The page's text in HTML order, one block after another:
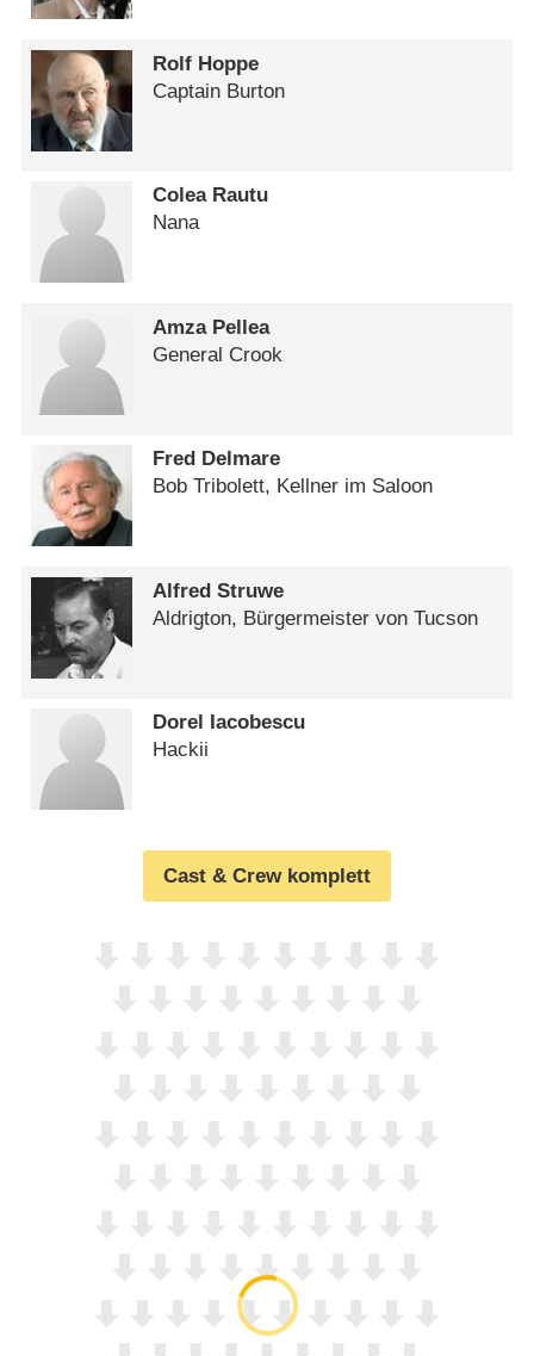
Rolf Hoppe
Captain Burton
Colea Rautu
Nana
Amza Pellea
General Crook
Fred Delmare
Bob Tribolett, Kellner im Saloon
Alfred Struwe
Aldrigton, Bürgermeister von Tucson
Dorel Iacobescu
Hackii
Cast & Crew komplett